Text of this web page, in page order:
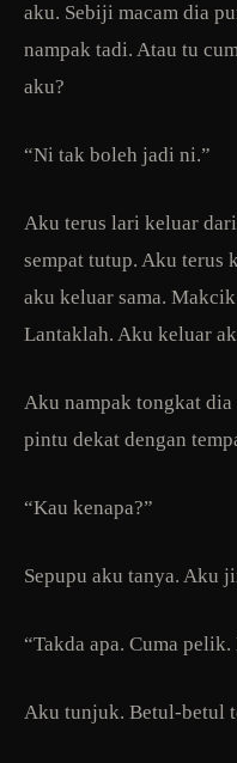
aku. Sebiji macam dia
nampak tadi. Atau tu
aku?
“Ni tak boleh jadi ni.”
Aku terus lari keluar
sempat tutup. Aku terus
aku keluar sama.
Lantaklah. Aku keluar
Aku nampak tongkat dia
pintu dekat dengan
“Kau kenapa?”
Sepupu aku tanya. Aku
“Takda apa. Cuma
Aku tunjuk. Betul-betul